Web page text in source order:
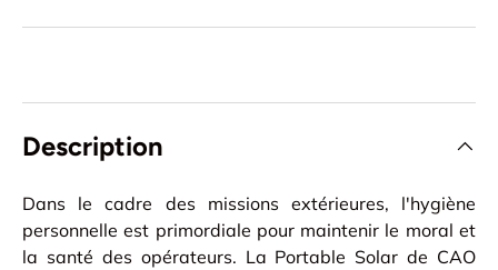
Description
Dans le cadre des missions extérieures, l'hygiène
personnelle est primordiale pour maintenir le moral et
la santé des opérateurs. La Portable Solar de CAO